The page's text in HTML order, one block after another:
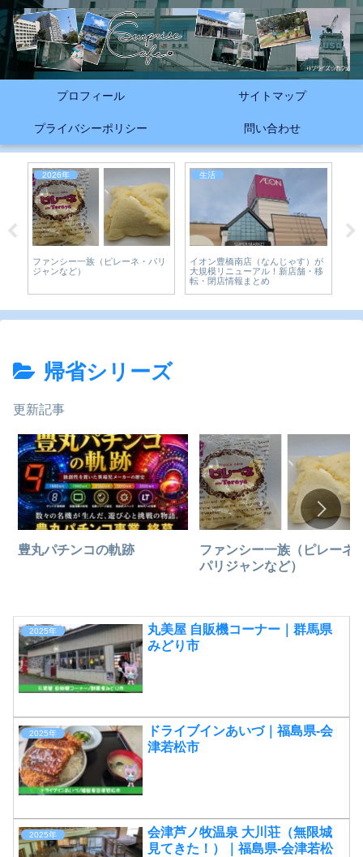
プロフィール サイトマップ
プライバシーポリシー 問い合わせ
2026年
ファンシー一族（ピレーネ・パリ
ジャンなど）
生活
イオン豊橋南店（なんじゃす）が
大規模リニューアル！新店舗・移
転・閉店情報まとめ
帰省シリーズ
更新記事
豊丸パチンコの軌跡
ファンシー一族（ピレーネ
パリジャンなど）
2025年
丸美屋 自販機コーナー｜群馬県
みどり市
2025年
ドライブインあいづ｜福島県-会
津若松市
2025年
会津芦ノ牧温泉 大川荘（無限城
見てきた！）｜福島県-会津若松